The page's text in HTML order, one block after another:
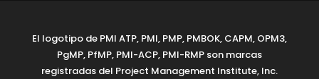
El logotipo de PMI ATP, PMI, PMP, PMBOK, CAPM, OPM3,
PgMP, PfMP, PMI-ACP, PMI-RMP son marcas
registradas del Project Management Institute, Inc.